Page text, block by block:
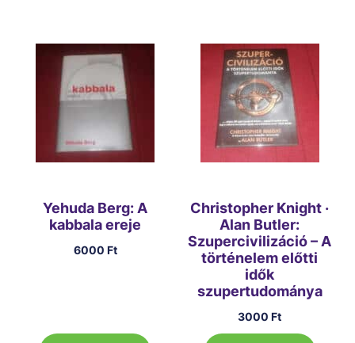
Yehuda Berg: A
kabbala ereje
6000 Ft
Christopher Knight ·
Alan Butler:
Szupercivilizáció – A
történelem előtti
idők
szupertudománya
3000Ft